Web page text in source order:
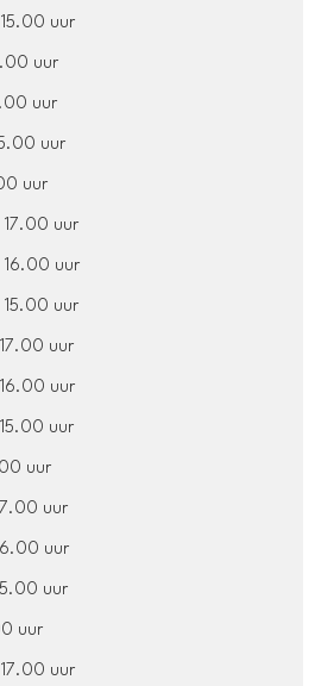
uur
uur
uur
uur
uur
17.00 uur
16.00 uur
15.00 uur
uur
uur
uur
uur
uur
uur
uur
uur
uur